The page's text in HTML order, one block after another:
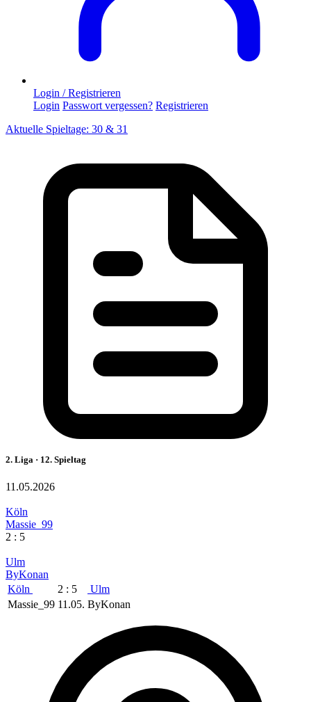
Login / Registrieren
Login Passwort vergessen? Registrieren
Aktuelle Spieltage: 30 & 31
2. Liga · 12. Spieltag
11.05.2026
Köln
Massie_99
2 : 5
Ulm
ByKonan
Köln
2 : 5
Ulm
Massie_99 11.05. ByKonan